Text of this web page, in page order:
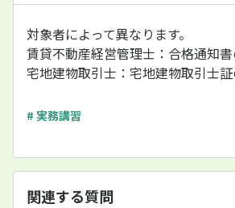
対象者によって異なります。
賃貸不動産経営管理士：合格通知
宅地建物取引士：宅地建物取引士
# 実務講習
関連する質問